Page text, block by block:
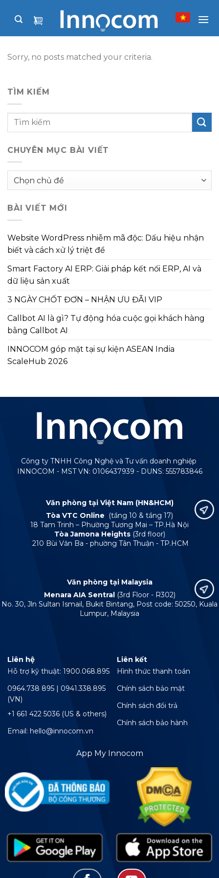
Sorry, no posts matched your criteria.
TÌM KIẾM
CHUYÊN MỤC BÀI VIẾT
Chuyên
viết
BÀI VIẾT MỚI
Website WordPress nhiễm mã độc: Dấu hiệu nhận
biết và cách xử lý triệt để
Smart Factory AI ERP: Giải pháp kết nối ERP, AI và
dữ liệu sản xuất
3 NGÀY CHỐT ĐƠN – NHẬN ƯU ĐÃI VIP
Callbot AI là gì? Tự động hóa cuộc gọi khách hàng
bằng Callbot AI
INNOCOM góp mặt tại sự kiện ASEAN India
ScaleHub 2026
Công ty TNHH Công Nghệ và Tư vấn doanh nghiệp
INNOCOM - MST VN: 0106437939 - DUNS: 555783846
Văn phòng tại Việt Nam (HN&HCM)
Tòa VTC Online
(tầng 10 & tầng 17)
18 Tam Trinh – Phường Tương Mai – TP.Hà Nội
Tòa Jamona Heights (3rd floor)
210 Bùi Văn Ba - phường Tân Thuận - TP.HCM
Văn phòng tại Malaysia
Menara AIA Sentral (3rd Floor - R302)
No. 30, Jln Sultan Ismail, Bukit Bintang, Post code: 50250, Kuala
Lumpur, Malaysia
Liên hệ
Hỗ trợ kỹ thuật: 1900.068.895
0964.738 895 | 0941.338.895
(VN)
+1 661 422 5036 (US & others)
Email: hello@innocom.vn
Liên kết
Hình thức thanh toán
Chính sách bảo mật
Chính sách đổi trả
Chính sách bảo hành
App My Innocom